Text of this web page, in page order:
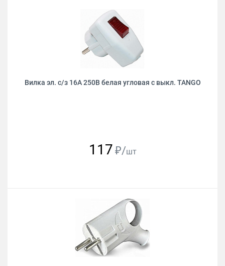
Вилка эл. с/з 16А 250В белая угловая с выкл. TANGO
117 ₽/шт